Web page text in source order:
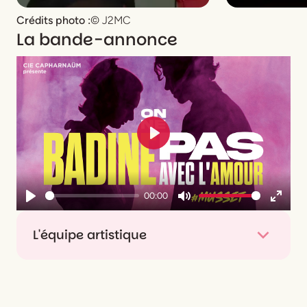
Crédits photo :© J2MC
La bande-annonce
Play
00:00
Mute
Enter
Play
L'équipe artistique